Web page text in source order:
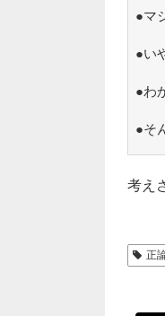
●マ
●い
●わ
●そ
考え
正